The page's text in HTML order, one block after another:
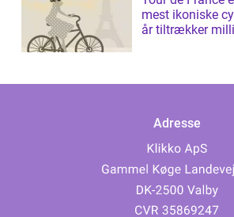
mest ikoniske
år tiltrækker
Adresse